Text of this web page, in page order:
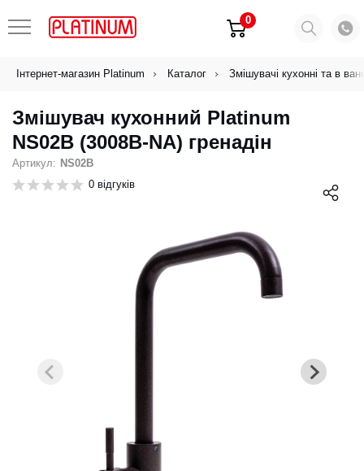
0
Інтернет-магазин Platinum Каталог Змішувачі кухонні та в
Змішувач кухонний Platinum
NS02B (3008B-NA) гренадін
Артикул: NS02B
0 відгуків